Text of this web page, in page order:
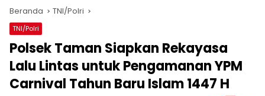
Beranda TNI/Polri
TNI/Polri
Polsek Taman Siapkan Rekayasa
Lalu Lintas untuk Pengamanan YPM
Carnival Tahun Baru Islam 1447 H